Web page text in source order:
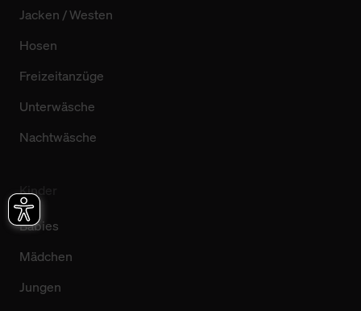
Jacken / Westen
Hosen
Freizeitanzüge
Unterwäsche
Nachtwäsche
Kinder
Babies
Mädchen
Jungen